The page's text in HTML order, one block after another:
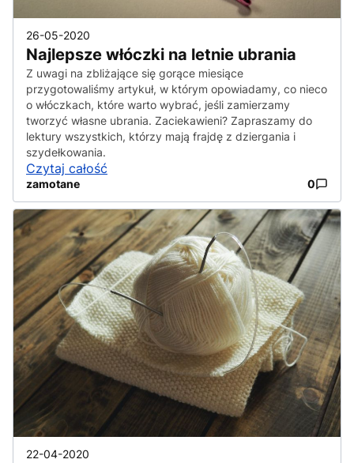
26-05-2020
Najlepsze włóczki na letnie ubrania
Z uwagi na zbliżające się gorące miesiące
przygotowaliśmy artykuł, w którym opowiadamy, co nieco
o włóczkach, które warto wybrać, jeśli zamierzamy
tworzyć własne ubrania. Zaciekawieni? Zapraszamy do
lektury wszystkich, którzy mają frajdę z dziergania i
szydełkowania.
Czytaj całość
zamotane 0
22-04-2020